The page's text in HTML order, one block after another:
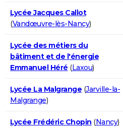
Lycée Jacques Callot
(Vandœuvre-lès-Nancy)
Lycée des métiers du
bâtiment et de l'énergie
Emmanuel Héré (Laxou)
Lycée La Malgrange (Jarville-la-
Malgrange)
Lycée Frédéric Chopin (Nancy)